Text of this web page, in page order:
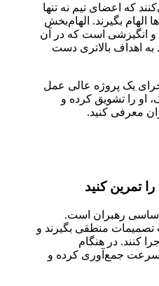
که اعضای تیم نه تنها
الهام بگیرند. الهام‌بخش
و انگیزشی است که در آن
به اهداف بالاتری دست
یک پروژه عالی عمل
او را تشویق کرده و
معرفی کنید.
تمرین کنید
رهبران است.
تصمیمات منطقی بگیرند و
کنند. در هنگام
سرعت جمع‌آوری کرده و